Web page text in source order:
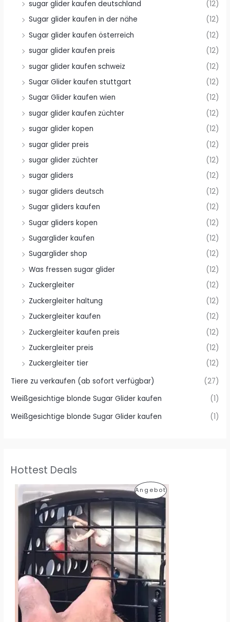
sugar glider kaufen deutschland
(12)
Sugar glider kaufen in der nähe
(12)
Sugar glider kaufen österreich
(12)
sugar glider kaufen preis
(12)
sugar glider kaufen schweiz
(12)
Sugar Glider kaufen stuttgart
(12)
Sugar Glider kaufen wien
(12)
sugar glider kaufen züchter
(12)
sugar glider kopen
(12)
sugar glider preis
(12)
sugar glider züchter
(12)
sugar gliders
(12)
sugar gliders deutsch
(12)
Sugar gliders kaufen
(12)
Sugar gliders kopen
(12)
Sugarglider kaufen
(12)
Sugarglider shop
(12)
Was fressen sugar glider
(12)
Zuckergleiter
(12)
Zuckergleiter haltung
(12)
Zuckergleiter kaufen
(12)
Zuckergleiter kaufen preis
(12)
Zuckergleiter preis
(12)
Zuckergleiter tier
(12)
Tiere zu verkaufen (ab sofort verfügbar)
(27)
Weißgesichtige blonde Sugar Glider kaufen
(1)
Weißgesichtige blonde Sugar Glider kaufen
(1)
Hottest Deals
AngebotP
O
U
T